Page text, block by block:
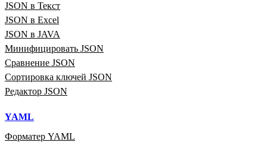
JSON в Текст
JSON в Excel
JSON в JAVA
Минифицировать JSON
Сравнение JSON
Сортировка ключей JSON
Редактор JSON
YAML
Форматер YAML